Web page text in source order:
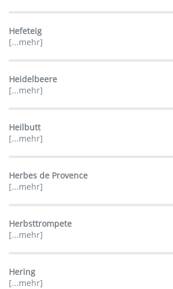
Hefeteig
[...mehr]
Heidelbeere
[...mehr]
Heilbutt
[...mehr]
Herbes de Provence
[...mehr]
Herbsttrompete
[...mehr]
Hering
[...mehr]